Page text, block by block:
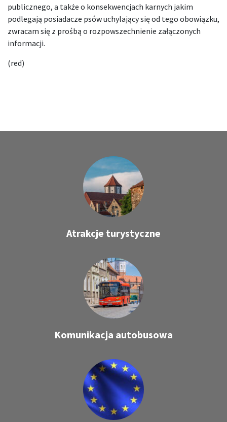
publicznego, a także o konsekwencjach karnych jakim
podlegają posiadacze psów uchylający się od tego obowiązku,
zwracam się z prośbą o rozpowszechnienie załączonych
informacji.
(red)
Atrakcje turystyczne
Komunikacja autobusowa